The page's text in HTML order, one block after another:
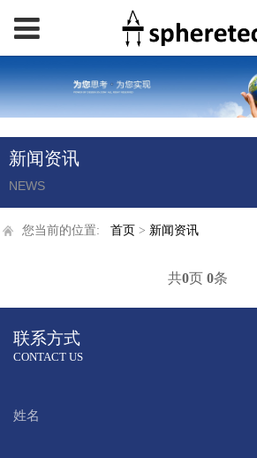
新闻资讯
NEWS
您当前的位置:首页 > 新闻资讯
共0页 0条
联系方式
CONTACT US
姓名